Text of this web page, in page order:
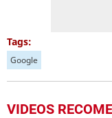
Tags:
Google
VIDEOS